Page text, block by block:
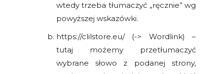
wtedy trzeba tłumaczyć „ręcznie” wg
powyższej wskazówki.
https://clilstore.eu/ (-> Wordlink) –
tutaj możemy przetłumaczyć
wybrane słowo z podanej strony,